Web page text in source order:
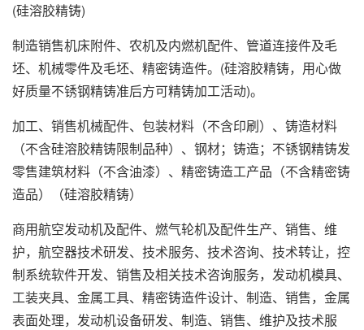
(硅溶胶精铸)
制造销售机床附件、农机及内燃机配件、管道连接件及毛
坯、机械零件及毛坯、精密铸造件。(硅溶胶精铸，用心做
好质量不锈钢精铸准后方可精铸加工活动)。
加工、销售机械配件、包装材料（不含印刷）、铸造材料
（不含硅溶胶精铸限制品种）、钢材；铸造；不锈钢精铸发
零售建筑材料（不含油漆）、精密铸造工产品（不含精密铸
造品）（硅溶胶精铸）
商用航空发动机及配件、燃气轮机及配件生产、销售、维
护，航空器技术研发、技术服务、技术咨询、技术转让，控
制系统软件开发、销售及相关技术咨询服务，发动机模具、
工装夹具、金属工具、精密铸造件设计、制造、销售，金属
表面处理，发动机设备研发、制造、销售、维护及技术服